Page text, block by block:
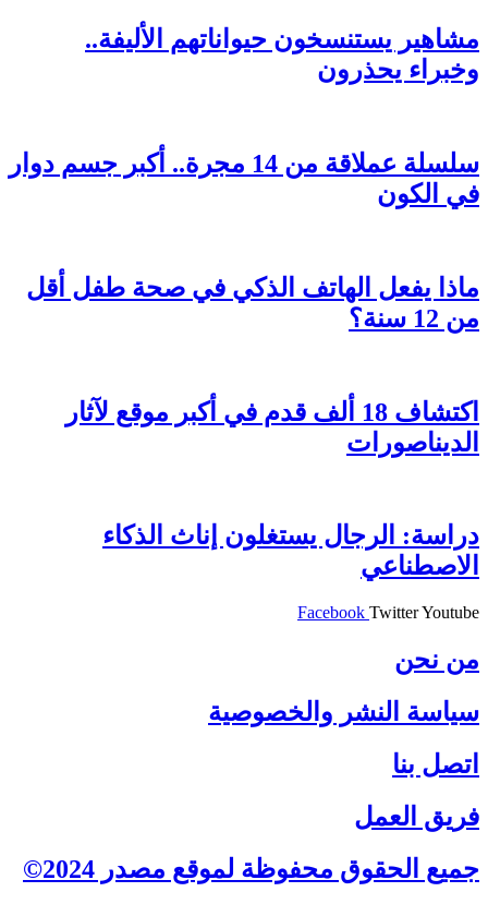
مشاهير يستنسخون حيواناتهم الأليفة..
وخبراء يحذرون
سلسلة عملاقة من 14 مجرة..​​ أكبر جسم دوار
في الكون
ماذا يفعل الهاتف الذكي في صحة طفل أقل
من 12 سنة؟
اكتشاف 18 ألف قدم في أكبر موقع لآثار
الديناصورات
دراسة: الرجال يستغلون إناث الذكاء
الاصطناعي
Facebook TwitterYoutube
من نحن
سياسة النشر والخصوصية
اتصل بنا
فريق العمل
جميع الحقوق محفوظة لموقع مصدر 2024©